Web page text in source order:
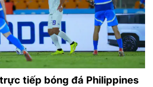
tiếp bóng đá Philippines